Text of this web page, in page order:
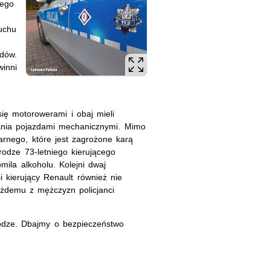
motorowerami i obaj mieli
pojazdami mechanicznymi. Mimo
które jest zagrożone karą
73-letniego kierującego
alkoholu. Kolejni dwaj
kierujący Renault również nie
z mężczyzn policjanci
Dbajmy o bezpieczeństwo